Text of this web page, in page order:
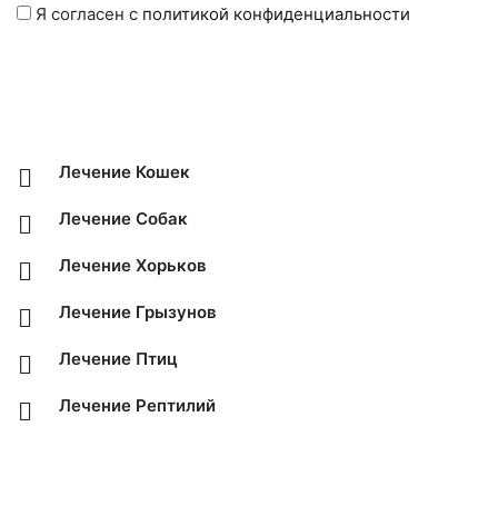
Я согласен с политикой конфиденциальности
Лечение Кошек
Лечение Собак
Лечение Хорьков
Лечение Грызунов
Лечение Птиц
Лечение Рептилий